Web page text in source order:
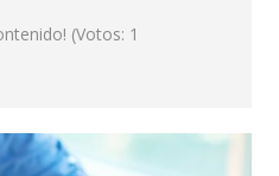
(Votos: 1